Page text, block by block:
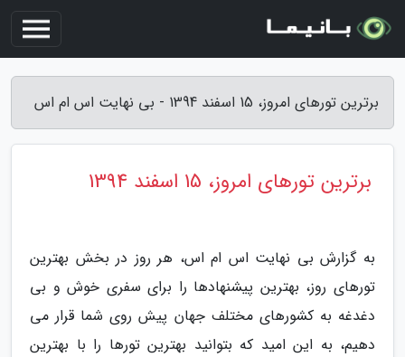
برترین تورهای امروز، 15 اسفند 1394 - بی نهایت اس ام اس
برترین تورهای امروز، 15 اسفند 1394
به گزارش بی نهایت اس ام اس، هر روز در بخش بهترین
تورهای روز، بهترین پیشنهادها را برای سفری خوش و بی
دغدغه به کشورهای مختلف جهان پیش روی شما قرار می
دهیم، به این امید که بتوانید بهترین تورها را با بهترین